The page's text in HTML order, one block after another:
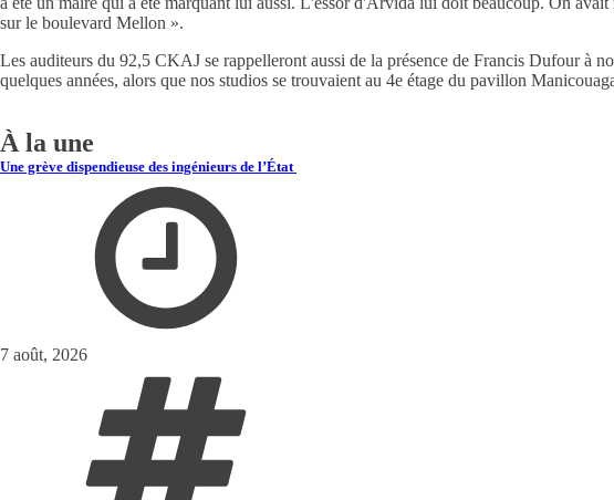
sur le boulevard Mellon ».
Les auditeurs du 92,5 CKAJ se rappelleront aussi de la présence de Francis Dufour à
quelques années, alors que nos studios se trouvaient au 4e étage du pavillon
À la une
Une grève dispendieuse des ingénieurs de l’État
7 août, 2026